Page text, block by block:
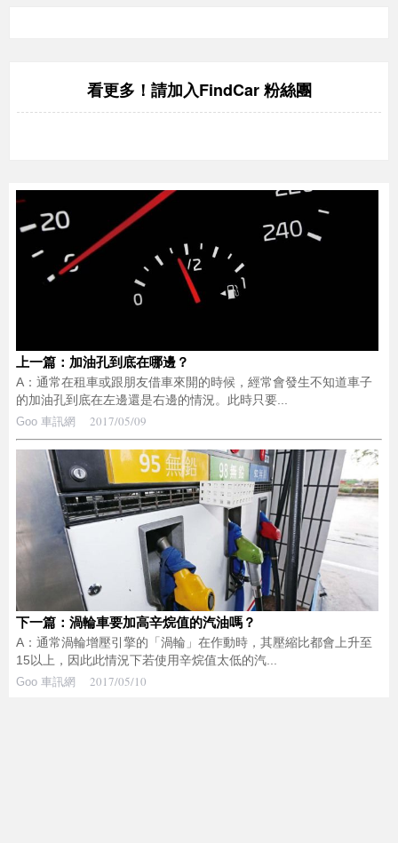
看更多！請加入FindCar 粉絲團
上一篇：加油孔到底在哪邊？
A：通常在租車或跟朋友借車來開的時候，經常會發生不知道車子
的加油孔到底在左邊還是右邊的情況。此時只要...
Goo 車訊網 2017/05/09
下一篇：渦輪車要加高辛烷值的汽油嗎？
A：通常渦輪增壓引擎的「渦輪」在作動時，其壓縮比都會上升至
15以上，因此此情況下若使用辛烷值太低的汽...
Goo 車訊網 2017/05/10